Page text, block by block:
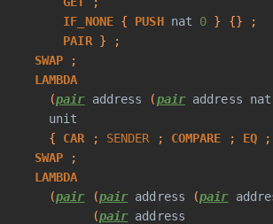
IF_NONE { PUSH nat 0 } {} ;
PAIR } ;
SWAP ;
LAMBDA
pair address (pair address nat
unit
CAR ; SENDER ; COMPARE ; EQ
SWAP ;
LAMBDA
pair (pair address (pair
pair address